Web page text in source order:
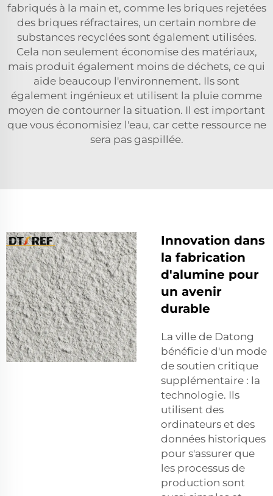
fabriqués à la main et, comme les briques rejetées
des briques réfractaires, un certain nombre de
substances recyclées sont également utilisées.
Cela non seulement économise des matériaux,
mais produit également moins de déchets, ce qui
aide beaucoup l'environnement. Ils sont
également ingénieux et utilisent la pluie comme
moyen de contourner la situation. Il est important
que vous économisiez l'eau, car cette ressource ne
sera pas gaspillée.
Innovation dans
la fabrication
d'alumine pour
un avenir
durable
La ville de Datong
bénéficie d'un mode
de soutien critique
supplémentaire : la
technologie. Ils
utilisent des
ordinateurs et des
données historiques
pour s'assurer que
les processus de
production sont